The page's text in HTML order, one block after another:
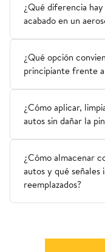
¿Qué diferencia
acabado en un
¿Qué opción
principiante frente
¿Cómo aplicar,
autos sin dañar la
¿Cómo almacenar
autos y qué señales
reemplazados?